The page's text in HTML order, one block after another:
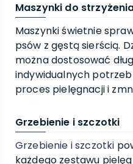
Maszynki do
Maszynki świetnie
psów z gęstą sierścią.
można dostosować
indywidualnych
proces pielęgnacji i
Grzebienie i szczotki
Grzebienie i szczotki
każdego zestawu